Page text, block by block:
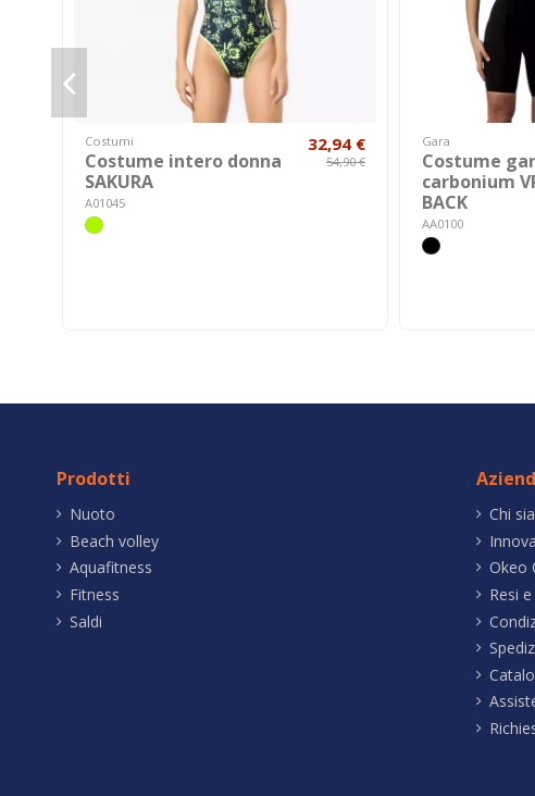
Costumi
Costume intero donna
SAKURA
A01045
32,94 €
54,90 €
Gara
Costume
carbonium
BACK
AA0100
Prodotti
Nuoto
Beach volley
Aquafitness
Fitness
Saldi
Chi
Okeo
Resi